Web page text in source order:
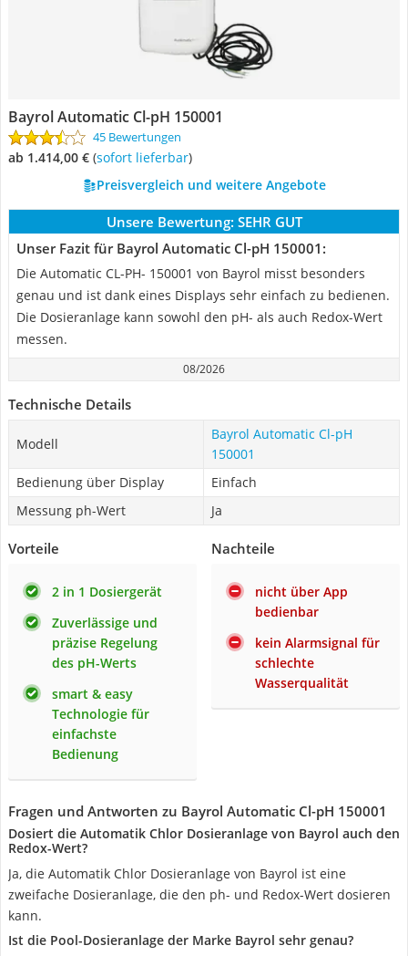
Bayrol Automatic Cl-pH 150001
45 Bewertungen
ab 1.414,00 € ( Sofort lieferbar)
Preisvergleich und weitere Angebote
Unsere Bewertung: SEHR GUT
Unser Fazit für Bayrol Automatic Cl-pH 150001:
Die Automatic CL-PH- 150001 von Bayrol misst besonders
genau und ist dank eines Displays sehr einfach zu bedienen.
Die Dosieranlage kann sowohl den pH- als auch Redox-Wert
messen.
08/2026
Technische Details
Modell
Bayrol Automatic Cl-pH
150001
Bedienung über Display
Einfach
Messung ph-Wert
Ja
Vorteile
2 in 1 Dosiergerät
Zuverlässige und
präzise Regelung
des pH-Werts
smart & easy
Technologie für
einfachste
Bedienung
Nachteile
nicht über App
bedienbar
kein Alarmsignal für
schlechte
Wasserqualität
Fragen und Antworten zu Bayrol Automatic Cl-pH 150001
Dosiert die Automatik Chlor Dosieranlage von Bayrol auch den
Redox-Wert?
Ja, die Automatik Chlor Dosieranlage von Bayrol ist eine
zweifache Dosieranlage, die den ph- und Redox-Wert dosieren
kann.
Ist die Pool-Dosieranlage der Marke Bayrol sehr genau?